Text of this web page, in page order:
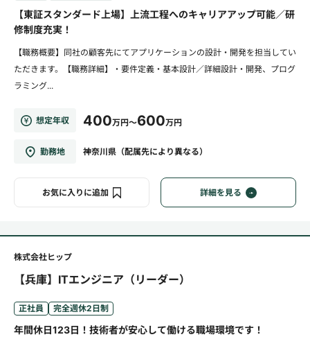
【東証スタンダード上場】上流工程へのキャリアアップ可能／研
修制度充実！
【職務概要】同社の顧客先にてアプリケーションの設計・開発を担当してい
ただきます。【職務詳細】・要件定義・基本設計／詳細設計・開発、プログ
ラミング...
想定年収 400万円～600万円
勤務地 神奈川県（配属先により異なる）
お気に入りに追加 詳細を見る
株式会社ヒップ
【兵庫】ITエンジニア（リーダー）
正社員 完全週休2日制
年間休日123日！技術者が安心して働ける職場環境です！